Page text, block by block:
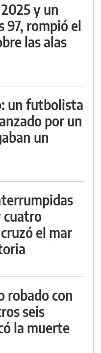
y un
97, rompió el
las alas
un futbolista
por un
un
cuatro
el mar
robado con
seis
la muerte